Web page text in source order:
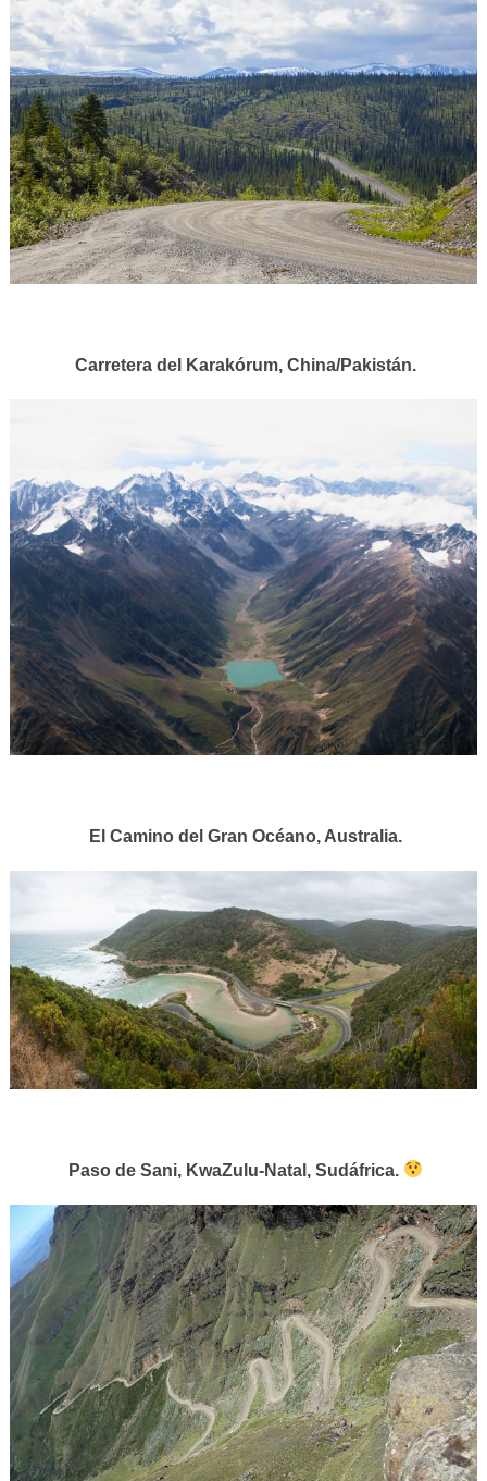
Carretera del Karakórum, China/Pakistán.
El Camino del Gran Océano, Australia.
Paso de Sani, KwaZulu-Natal, Sudáfrica.